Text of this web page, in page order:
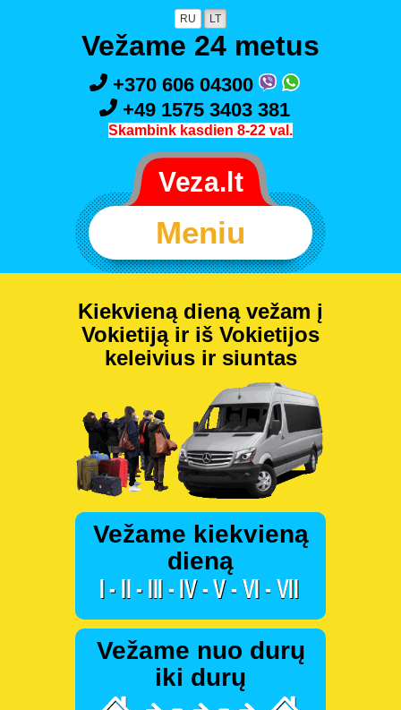
RU LT
Vežame 24 metus
+370 606 04300
+49 1575 3403 381
Skambink kasdien 8-22 val.
Meniu
Kiekvieną dieną vežam į
Vokietiją ir iš Vokietijos
keleivius ir siuntas
Vežame kiekvieną
dieną
Vežame nuo durų
iki durų